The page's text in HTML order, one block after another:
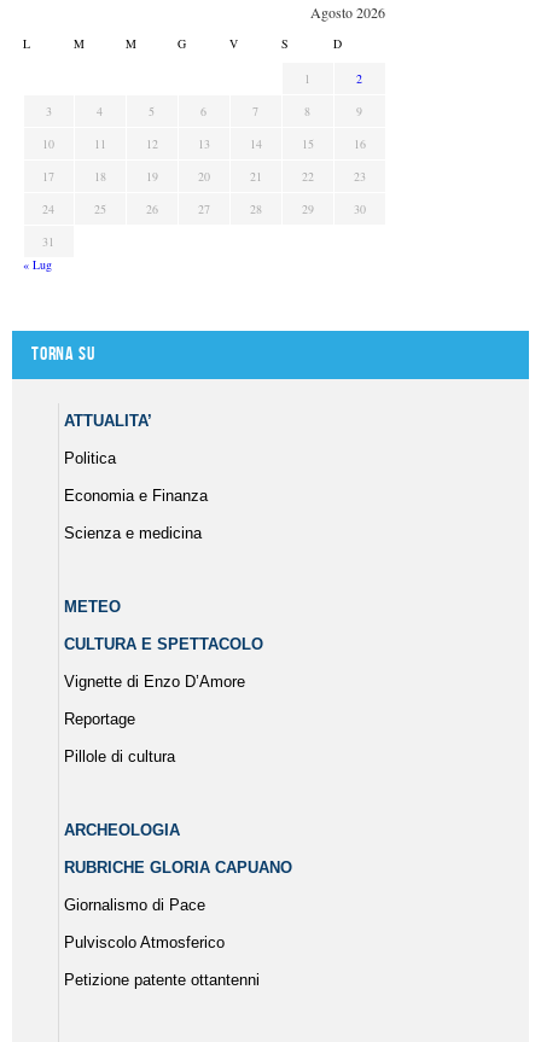
Agosto 2026
L M M G V S D
1
2
3
4 5 6 7 8
9
10
11 12 13 14 15
16
17
18 19 20 21 22
23
24
25 26 27 28 29
30
31
« Lug
Torna su
ATTUALITA’
Politica
Economia e Finanza
Scienza e medicina
METEO
CULTURA E SPETTACOLO
Vignette di Enzo D’Amore
Reportage
Pillole di cultura
ARCHEOLOGIA
RUBRICHE GLORIA CAPUANO
Giornalismo di Pace
Pulviscolo Atmosferico
Petizione patente ottantenni